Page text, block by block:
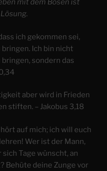
mit dem Bösen ist
ich gekommen sei,
bringen. Ich bin nicht
sondern das
aber wird in Frieden
stiften. – Jakobus 3,18
auf mich; ich will euch
Wer ist der Mann,
Tage wünscht, an
Behüte deine Zunge vor